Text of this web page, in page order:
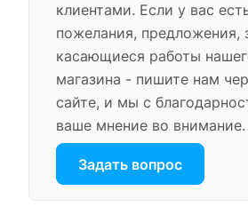
клиентами. Если у вас
пожелания, предложения,
касающиеся работы
магазина - пишите нам
сайте, и мы с
ваше мнение во внимание.
Задать вопрос